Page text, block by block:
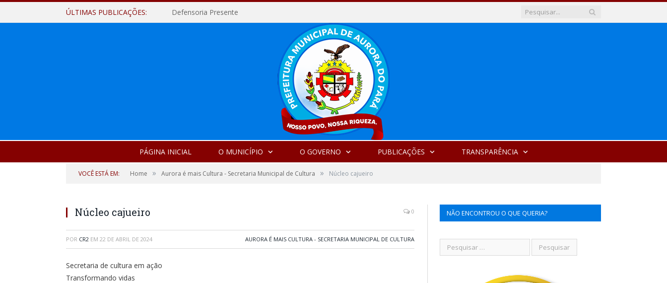
ÚLTIMAS PUBLICAÇÕES: Defensoria Presente
PÁGINA INICIAL O MUNICÍPIO O GOVERNO PUBLICAÇÕES TRANSPARÊNCIA
VOCÊ ESTÁ EM: Home » Aurora é mais Cultura - Secretaria Municipal de Cultura » Núcleo cajueiro
Núcleo cajueiro 0
POR CR2 EM 22 DE ABRIL DE 2024 AURORA É MAIS CULTURA - SECRETARIA MUNICIPAL DE CULTURA
Secretaria de cultura em ação
Transformando vidas
NÃO ENCONTROU O QUE QUERIA?